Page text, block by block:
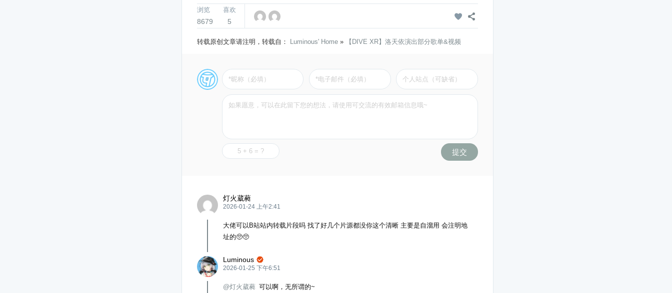


浏览
8679
喜欢
5
转载原创文章请注明，转载自： Luminous' Home» 【DIVE XR】洛天依演出部分歌单&视频
提交
灯火葳蕤
2026-01-24 上午2:41
大佬可以B站站内转载片段吗 找了好几个片源都没你这个清晰 主要是自溜用 会注明地
址的🥺🥺
Luminous 
2026-01-25 下午6:51
@灯火葳蕤 可以啊，无所谓的~